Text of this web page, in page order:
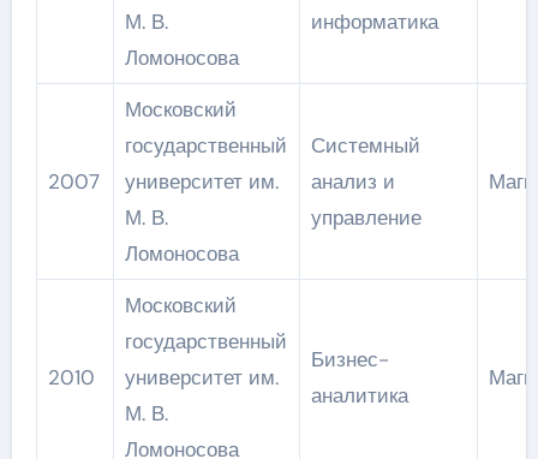
М. В.
Ломоносова
информатика
2007
Московский
государственный
университет им.
М. В.
Ломоносова
Системный
анализ и
управление
2010
Московский
государственный
университет им.
М. В.
Ломоносова
Бизнес-
аналитика